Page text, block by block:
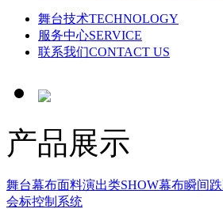
舞台技术TECHNOLOGY
服务中心SERVICE
联系我们CONTACT US
产品展示
舞台幕布面料演出类SHOW幕布瞬间
会标控制系统